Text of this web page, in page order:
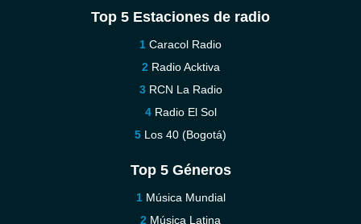
Top 5 Estaciones de radio
Caracol Radio
Radio Acktiva
RCN La Radio
Radio El Sol
Los 40 (Bogotá)
Top 5 Géneros
Música Mundial
Música Latina